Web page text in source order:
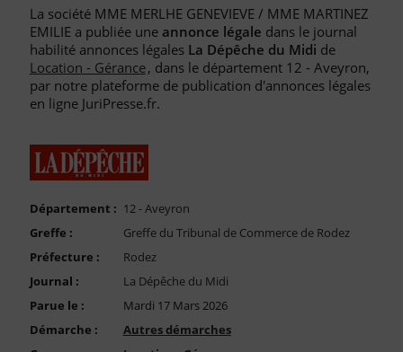
Liste des Greffes
Liste des CCI
Le Blog pour les Entreprises
Nous Contacter
La société MME MERLHE GENEVIEVE / MME MARTINEZ
EMILIE a publiée une annonce légale dans le journal
habilité annonces légales La Dépêche du Midi de
Location - Gérance, dans le département 12 - Aveyron,
par notre plateforme de publication d'annonces légales
en ligne JuriPresse.fr.
Département : 12 - Aveyron
Greffe :
Greffe du Tribunal de Commerce de Rodez
Préfecture :
Rodez
Journal :
La Dépêche du Midi
Parue le :
Mardi 17 Mars 2026
Démarche :
Autres démarches